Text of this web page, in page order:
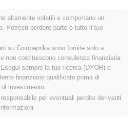
Etermon si distingue per la sua
gioco e blockchain, offrendo ai giocatori un
in cui possono guadagnare ricompense
sicuro. Questo approccio innovativo
un attore significativo nell'intersezione in
attirando sia i giocatori che gli
iniziato Etermon?
2021 quando il team fondatore ha
delineando la visione e il framework
altamente volatili e comportano un
Potresti perdere parte o tutto il tuo
su Coinpaprika sono fornite solo a
non costituiscono consulenza finanziaria
sempre la tua ricerca (DYOR) e
finanziario qualificato prima di
investimento.
per eventuali perdite derivanti